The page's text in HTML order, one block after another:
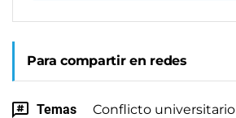
Para compartir en redes
Temas Conflicto universitario